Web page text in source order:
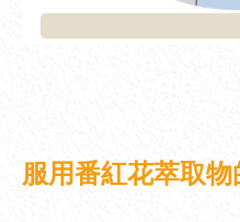
服用番紅花萃取